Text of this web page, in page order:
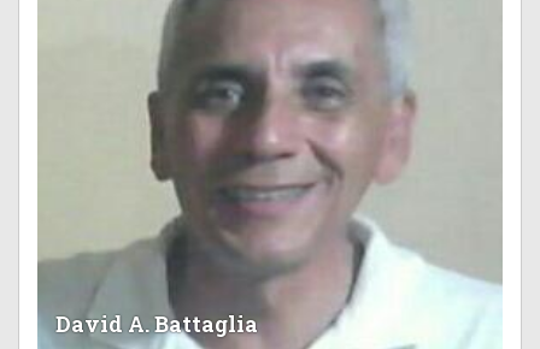
David A. Battaglia